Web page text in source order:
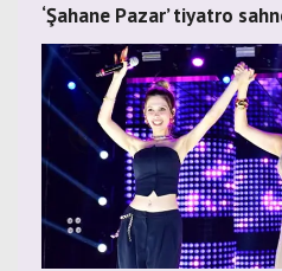
‘Şahane Pazar’ tiyatro